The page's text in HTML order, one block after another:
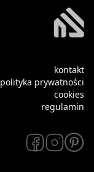
kontakt
polityka prywatności
cookies
regulamin